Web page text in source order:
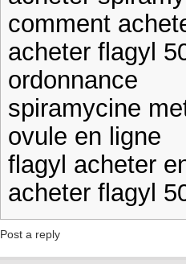
comment
acheter flagyl
ordonnance
spiramycine
ovule en ligne
flagyl acheter
acheter flagyl
Post a reply